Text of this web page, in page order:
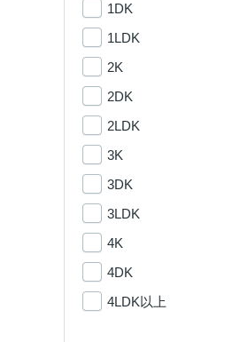
1DK
1LDK
2K
2DK
2LDK
3K
3DK
3LDK
4K
4DK
4LDK以上